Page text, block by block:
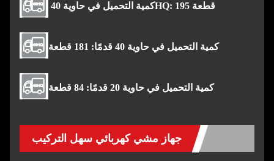
كمية التحميل في حاوية 40HQ: 195 قطعة
كمية التحميل في حاوية 40 قدمًا: 181 قطعة
كمية التحميل في حاوية 20 قدمًا: 84 قطعة
جهاز مشي كهربائي سهل التركيب